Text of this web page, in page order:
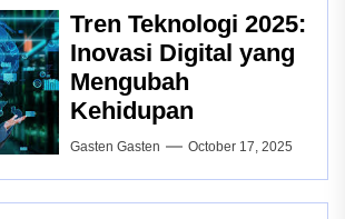
Tren Teknologi 2025:
Inovasi Digital yang
Mengubah
Kehidupan
Gasten Gasten October 17, 2025